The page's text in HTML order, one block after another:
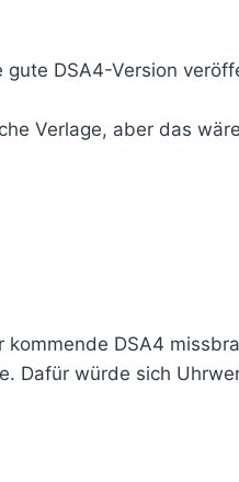
DSA4-Version
Verlage, aber das
DSA4
Dafür würde sich